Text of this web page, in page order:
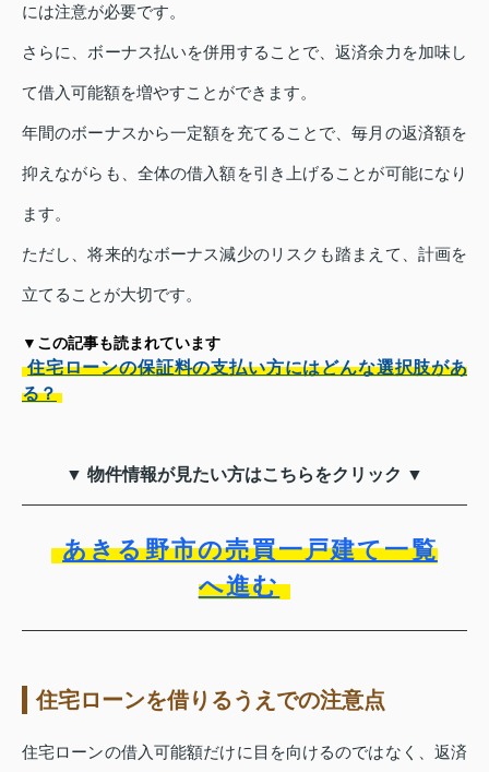
には注意が必要です。
さらに、ボーナス払いを併用することで、返済余力を加味し
て借入可能額を増やすことができます。
年間のボーナスから一定額を充てることで、毎月の返済額を
抑えながらも、全体の借入額を引き上げることが可能になり
ます。
ただし、将来的なボーナス減少のリスクも踏まえて、計画を
立てることが大切です。
▼この記事も読まれています
住宅ローンの保証料の支払い方にはどんな選択肢があ
る？
▼ 物件情報が見たい方はこちらをクリック ▼
あきる野市の売買一戸建て一覧
へ進む
住宅ローンを借りるうえでの注意点
住宅ローンの借入可能額だけに目を向けるのではなく、返済